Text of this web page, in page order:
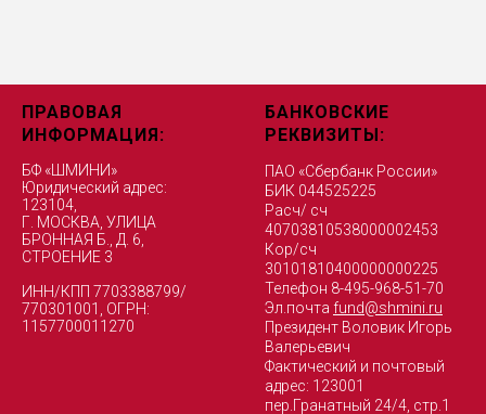
ПРАВОВАЯ
ИНФОРМАЦИЯ:
БФ «ШМИНИ»
Юридический адрес:
123104,
Г. МОСКВА, УЛИЦА
БРОННАЯ Б., Д. 6,
СТРОЕНИЕ 3
ИНН/КПП 7703388799/
770301001, ОГРН:
1157700011270
БАНКОВСКИЕ
РЕКВИЗИТЫ:
ПАО «Сбербанк России»
БИК 044525225
Расч/ сч
40703810538000002453
Кор/сч
30101810400000000225
Телефон 8-495-968-51-70
Эл.почта fund@shmini.ru
Президент Воловик Игорь
Валерьевич
Фактический и почтовый
адрес: 123001
пер.Гранатный 24/4, стр.1